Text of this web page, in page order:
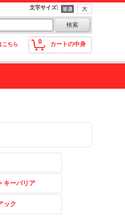
文字サイズ:
0 カートの中身
こちら
キーバリア
ック